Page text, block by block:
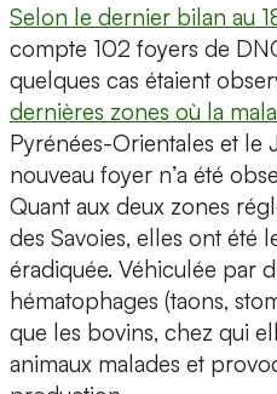
Selon le dernier bilan au
compte 102 foyers de
quelques cas étaient
dernières zones où la
Pyrénées-Orientales et le
nouveau foyer n’a été
Quant aux deux zones
des Savoies, elles ont été
éradiquée. Véhiculée par
hématophages (taons,
que les bovins, chez qui
animaux malades et